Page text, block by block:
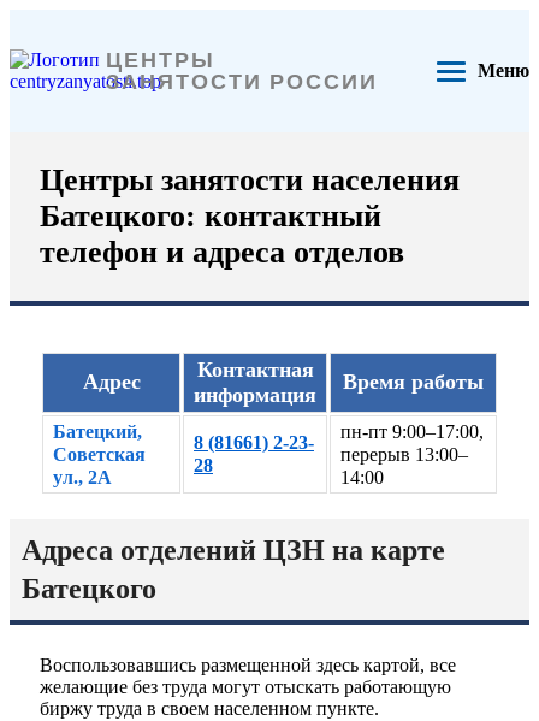
ЦЕНТРЫ
ЗАНЯТОСТИ РОССИИ Меню
Центры занятости населения
Батецкого: контактный
телефон и адреса отделов
Адрес
Контактная
информация
Время работы
Батецкий,
Советская
ул., 2А
8 (81661) 2-23-
28
пн-пт 9:00–17:00,
перерыв 13:00–
14:00
Адреса отделений ЦЗН на карте
Батецкого
Воспользовавшись размещенной здесь картой, все
желающие без труда могут отыскать работающую
биржу труда в своем населенном пункте.